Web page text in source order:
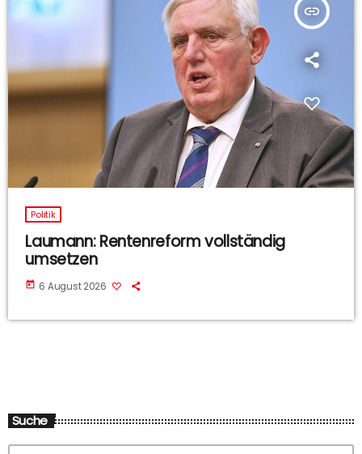
insert_link
Politik
Laumann: Rentenreform vollständig
umsetzen
today 6 August 2026
Suche